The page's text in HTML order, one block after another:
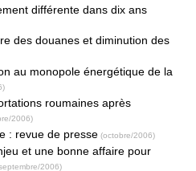
différente dans dix ans
des douanes et diminution des
au monopole énergétique de la
roumaines après
2006)
: revue de presse (octobre/2006)
et une bonne affaire pour
2006)